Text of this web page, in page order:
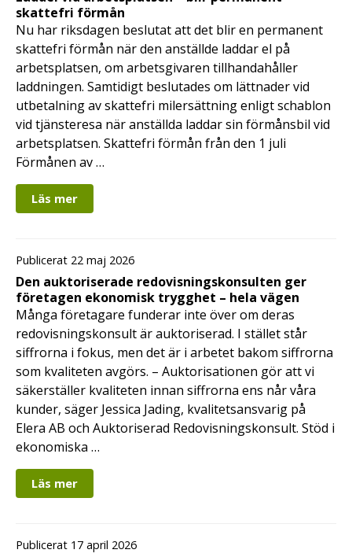
skattefri förmån
Nu har riksdagen beslutat att det blir en permanent
skattefri förmån när den anställde laddar el på
arbetsplatsen, om arbetsgivaren tillhandahåller
laddningen. Samtidigt beslutades om lättnader vid
utbetalning av skattefri milersättning enligt schablon
vid tjänsteresa när anställda laddar sin förmånsbil vid
arbetsplatsen. Skattefri förmån från den 1 juli
Förmånen av …
Läs mer
Publicerat 22 maj 2026
Den auktoriserade redovisningskonsulten ger
företagen ekonomisk trygghet – hela vägen
Många företagare funderar inte över om deras
redovisningskonsult är auktoriserad. I stället står
siffrorna i fokus, men det är i arbetet bakom siffrorna
som kvaliteten avgörs. – Auktorisationen gör att vi
säkerställer kvaliteten innan siffrorna ens når våra
kunder, säger Jessica Jading, kvalitetsansvarig på
Elera AB och Auktoriserad Redovisningskonsult. Stöd i
ekonomiska …
Läs mer
Publicerat 17 april 2026